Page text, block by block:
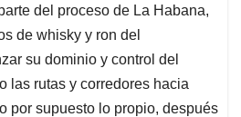
del proceso de La Habana,
de whisky y ron del
su dominio y control del
las rutas y corredores hacia
por supuesto lo propio, después